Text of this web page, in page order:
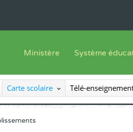
Ministère
Le Ministre
Le SEESEN
Système
Offre de
Progammes
Carte scolaire Télé-